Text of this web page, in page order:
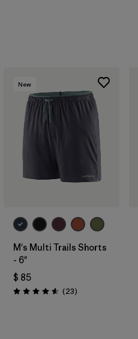
New
M's Multi Trails Shorts
- 6"
$ 85
Valoración: 4.6 / 5
(23Comentarios
)